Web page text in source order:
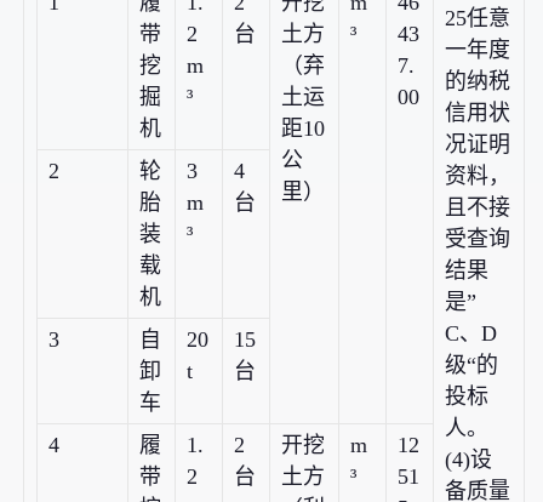
25任意
一年度
的纳税
信用状
况证明
资料，
且不接
受查询
结果
是”
C、D
级“的
投标
人。
(4)设
备质量
带
挖
掘
机
2
m
³
台
土方
（弃
土运
距10
公
里）
³
43
7.
00
2
轮
胎
装
载
机
3
m
³
4
台
3
自
卸
车
20
t
15
台
4
履
带
1.
2
2
台
开挖
土方
m
³
12
51